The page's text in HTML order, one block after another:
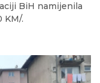
BiH namijenila
KM/.